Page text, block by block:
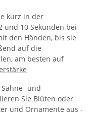
kurz in der
und 10 Sekunden bei
den Händen, bis sie
auf die
am besten auf
und
Sie Blüten oder
und Ornamente aus -